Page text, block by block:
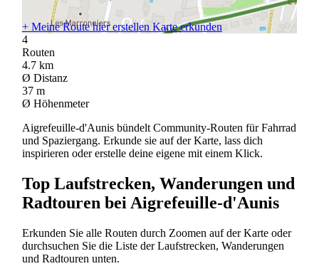
+Meine Route hier erstellen Karte erkunden
4
Routen
4.7 km
Ø Distanz
37 m
Ø Höhenmeter
Aigrefeuille-d'Aunis bündelt Community-Routen für Fahrrad
und Spaziergang. Erkunde sie auf der Karte, lass dich
inspirieren oder erstelle deine eigene mit einem Klick.
Top Laufstrecken, Wanderungen und
Radtouren bei Aigrefeuille-d'Aunis
Erkunden Sie alle Routen durch Zoomen auf der Karte oder
durchsuchen Sie die Liste der Laufstrecken, Wanderungen
und Radtouren unten.